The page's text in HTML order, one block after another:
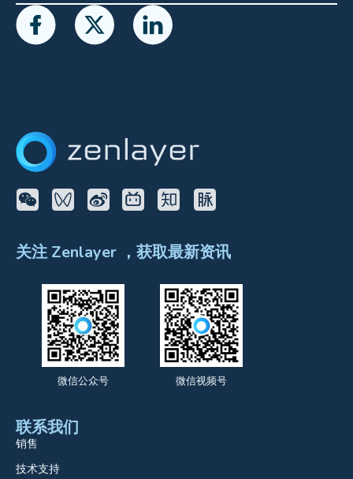
关注 Zenlayer ，获取最新资讯
微信公众号 微信视频号
联系我们
销售
技术支持